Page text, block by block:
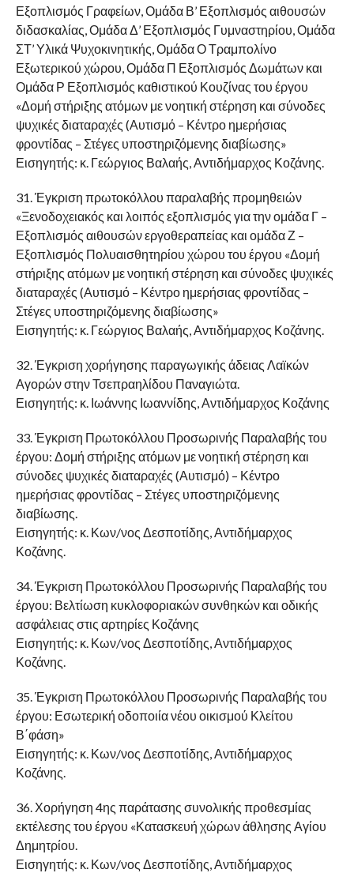
Εξοπλισμός Γραφείων, Ομάδα Β’ Εξοπλισμός αιθουσών
διδασκαλίας, Ομάδα Δ’ Εξοπλισμός Γυμναστηρίου, Ομάδα
ΣΤ’ Υλικά Ψυχοκινητικής, Ομάδα Ο Τραμπολίνο
Εξωτερικού χώρου, Ομάδα Π Εξοπλισμός Δωμάτων και
Ομάδα Ρ Εξοπλισμός καθιστικού Κουζίνας του έργου
«Δομή στήριξης ατόμων με νοητική στέρηση και σύνοδες
ψυχικές διαταραχές (Αυτισμό – Κέντρο ημερήσιας
φροντίδας – Στέγες υποστηριζόμενης διαβίωσης»
Εισηγητής: κ. Γεώργιος Βαλαής, Αντιδήμαρχος Κοζάνης.
31. Έγκριση πρωτοκόλλου παραλαβής προμηθειών
«Ξενοδοχειακός και λοιπός εξοπλισμός για την ομάδα Γ –
Εξοπλισμός αιθουσών εργοθεραπείας και ομάδα Ζ –
Εξοπλισμός Πολυαισθητηρίου χώρου του έργου «Δομή
στήριξης ατόμων με νοητική στέρηση και σύνοδες ψυχικές
διαταραχές (Αυτισμό – Κέντρο ημερήσιας φροντίδας –
Στέγες υποστηριζόμενης διαβίωσης»
Εισηγητής: κ. Γεώργιος Βαλαής, Αντιδήμαρχος Κοζάνης.
32. Έγκριση χορήγησης παραγωγικής άδειας Λαϊκών
Αγορών στην Τσεπραηλίδου Παναγιώτα.
Εισηγητής: κ. Ιωάννης Ιωαννίδης, Αντιδήμαρχος Κοζάνης
33. Έγκριση Πρωτοκόλλου Προσωρινής Παραλαβής του
έργου: Δομή στήριξης ατόμων με νοητική στέρηση και
σύνοδες ψυχικές διαταραχές (Αυτισμό) – Κέντρο
ημερήσιας φροντίδας – Στέγες υποστηριζόμενης
διαβίωσης.
Εισηγητής: κ. Κων/νος Δεσποτίδης, Αντιδήμαρχος
Κοζάνης.
34. Έγκριση Πρωτοκόλλου Προσωρινής Παραλαβής του
έργου: Βελτίωση κυκλοφοριακών συνθηκών και οδικής
ασφάλειας στις αρτηρίες Κοζάνης
Εισηγητής: κ. Κων/νος Δεσποτίδης, Αντιδήμαρχος
Κοζάνης.
35. Έγκριση Πρωτοκόλλου Προσωρινής Παραλαβής του
έργου: Εσωτερική οδοποιία νέου οικισμού Κλείτου
Β΄φάση»
Εισηγητής: κ. Κων/νος Δεσποτίδης, Αντιδήμαρχος
Κοζάνης.
36. Χορήγηση 4ης παράτασης συνολικής προθεσμίας
εκτέλεσης του έργου «Κατασκευή χώρων άθλησης Αγίου
Δημητρίου.
Εισηγητής: κ. Κων/νος Δεσποτίδης, Αντιδήμαρχος